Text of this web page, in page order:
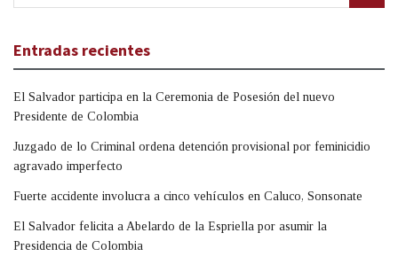
Entradas recientes
El Salvador participa en la Ceremonia de Posesión del nuevo
Presidente de Colombia
Juzgado de lo Criminal ordena detención provisional por feminicidio
agravado imperfecto
Fuerte accidente involucra a cinco vehículos en Caluco, Sonsonate
El Salvador felicita a Abelardo de la Espriella por asumir la
Presidencia de Colombia